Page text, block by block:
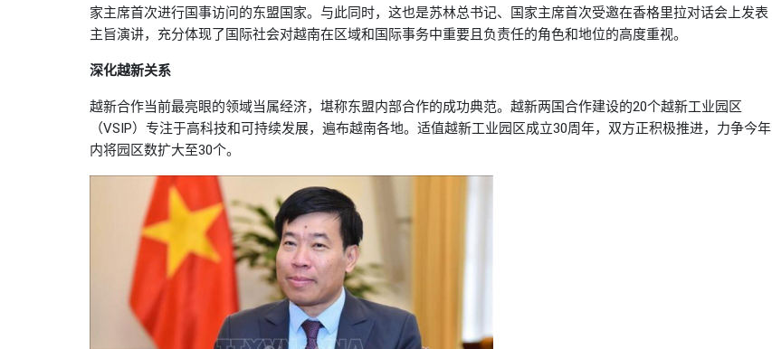
家主席首次进行国事访问的东盟国家。与此同时，这也是苏林总书记、国家主席首次受邀在香格里拉对话会上发表
主旨演讲，充分体现了国际社会对越南在区域和国际事务中重要且负责任的角色和地位的高度重视。
深化越新关系
越新合作当前最亮眼的领域当属经济，堪称东盟内部合作的成功典范。越新两国合作建设的20个越新工业园区
（VSIP）专注于高科技和可持续发展，遍布越南各地。适值越新工业园区成立30周年，双方正积极推进，力争今年
内将园区数扩大至30个。